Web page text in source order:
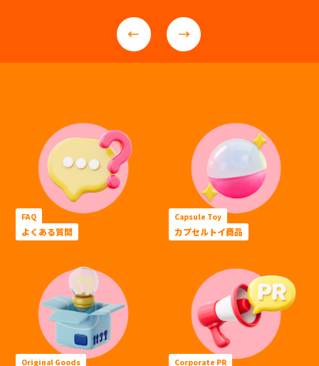
FAQ
よくある質問
Capsule Toy
カプセルトイ商品
Original Goods Corporate PR